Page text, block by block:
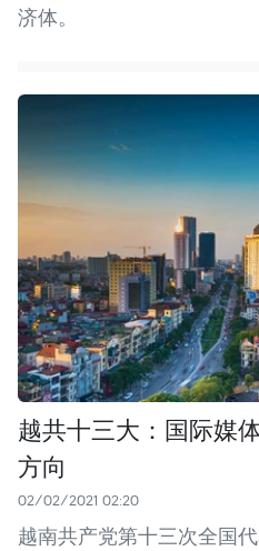
济体。
越共十三大：国际媒
方向
02/02/2021 02:20
越南共产党第十三次全国